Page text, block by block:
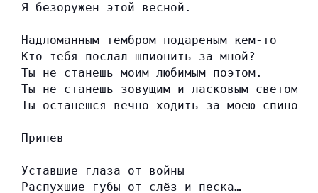
Я безоружен этой весной.
Надломанным тембром подареным кем-то
Кто тебя послал шпионить за мной?
Ты не станешь моим любимым поэтом.
Ты не станешь зовущим и ласковым светом.
Ты останешся вечно ходить за моею спиной.
Припев
Уставшие глаза от войны
Распухшие губы от слёз и песка…